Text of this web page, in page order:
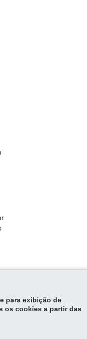
para exibição de
os cookies a partir das